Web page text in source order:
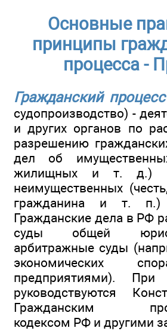
Основные
принципы
процесса -
Гражданский процесс
судопроизводство) -
и других органов по
разрешению
дел об
жилищных и т. д.) и
неимущественных
гражданина и т. п.)
Гражданские дела в РФ
суды общей
арбитражные суды
экономических
предприятиями).
руководствуются
Гражданским
кодексом РФ и другими